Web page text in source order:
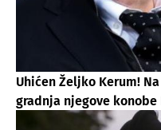
Uhićen Željko Kerum!
gradnja njegove konobe